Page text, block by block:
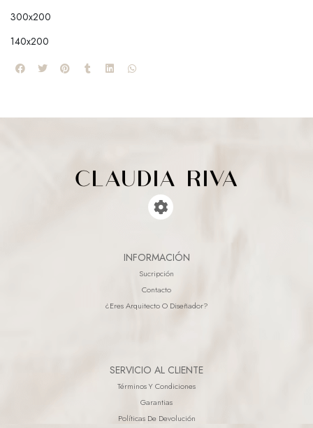
300x200
140x200
INFORMACIÓN
Sucripción
Contacto
¿eres Arquitecto O Diseñador?
SERVICIO AL CLIENTE
Términos Y Condiciones
Garantias
Políticas De Devolución